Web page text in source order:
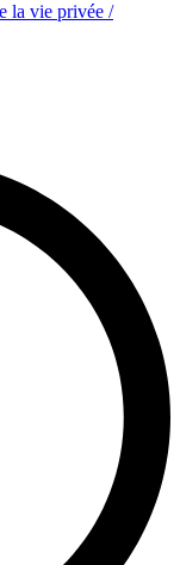
la vie privée /